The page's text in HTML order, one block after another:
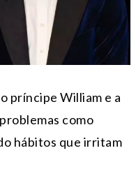
príncipe William e a
como
hábitos que irritam